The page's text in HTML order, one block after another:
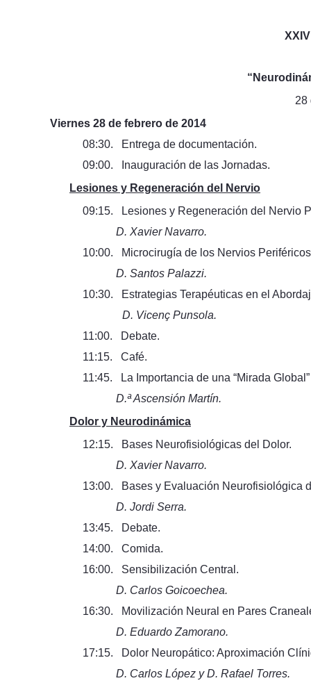
28
Viernes 28 de febrero de 2014
08:30. Entrega de documentación.
09:00. Inauguración de las Jornadas.
Lesiones y Regeneración del Nervio
09:15. Lesiones y Regeneración del Nervio
D. Xavier Navarro.
10:00. Microcirugía de los Nervios
D. Santos Palazzi.
10:30. Estrategias Terapéuticas en el
D. Vicenç Punsola.
11:00. Debate.
11:15. Café.
11:45. La Importancia de una “Mirada
D.ª Ascensión Martín.
Dolor y Neurodinámica
12:15. Bases Neurofisiológicas del Dolor.
D. Xavier Navarro.
13:00. Bases y Evaluación Neurofisiológica
D. Jordi Serra.
13:45. Debate.
14:00. Comida.
16:00. Sensibilización Central.
D. Carlos Goicoechea.
16:30. Movilización Neural en Pares
D. Eduardo Zamorano.
17:15. Dolor Neuropático: Aproximación
D. Carlos López y D. Rafael Torres.